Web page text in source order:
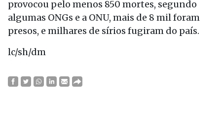
provocou pelo menos 850 mortes, segundo
algumas ONGs e a ONU, mais de 8 mil foram
presos, e milhares de sírios fugiram do país.
lc/sh/dm